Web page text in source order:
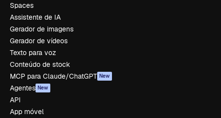
Spaces
Assistente de IA
Gerador de imagens
Gerador de vídeos
Texto para voz
Conteúdo de stock
MCP para Claude/ChatGPT New
Agentes New
API
App móvel